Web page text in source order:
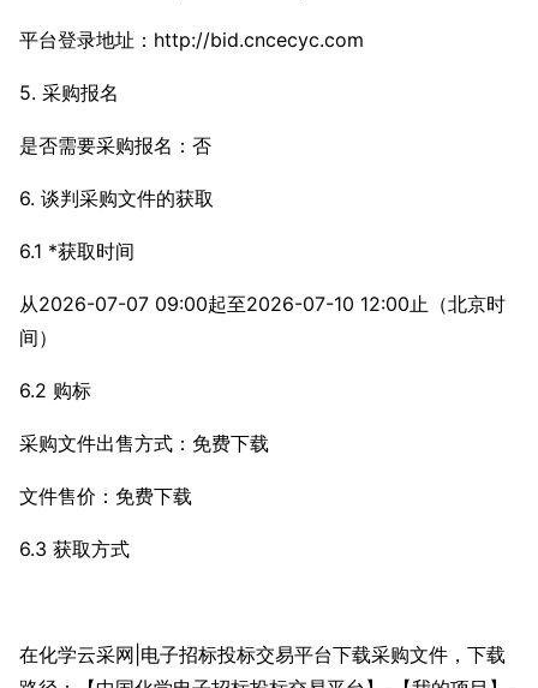
平台登录地址：http://bid.cncecyc.com
5. 采购报名
是否需要采购报名：否
6. 谈判采购文件的获取
6.1 *获取时间
从2026-07-07 09:00起至2026-07-10 12:00止（北京时
间）
6.2 购标
采购文件出售方式：免费下载
文件售价：免费下载
6.3 获取方式
在化学云采网|电子招标投标交易平台下载采购文件，下载